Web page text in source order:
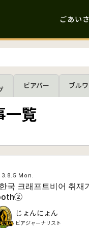
ごあい
ビアバー ブル
一覧
Mon.
국 크래프트비어 취재
じょんにょん
ビアジャーナリスト